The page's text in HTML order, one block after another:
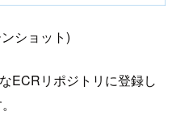
ショット)
ECRリポジトリに登録し